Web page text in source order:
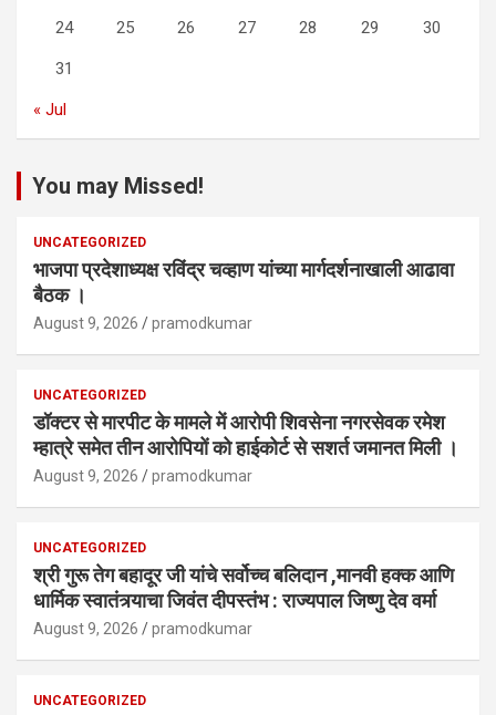
24 25 26 27 28 29 30
31
« Jul
You may Missed!
UNCATEGORIZED
भाजपा प्रदेशाध्यक्ष रविंद्र चव्हाण यांच्या मार्गदर्शनाखाली आढावा
बैठक ।
August 9, 2026 pramodkumar
UNCATEGORIZED
डॉक्टर से मारपीट के मामले में आरोपी शिवसेना नगरसेवक रमेश
म्हात्रे समेत तीन आरोपियों को हाईकोर्ट से सशर्त जमानत मिली ।
August 9, 2026 pramodkumar
UNCATEGORIZED
श्री गुरू तेग बहादूर जी यांचे सर्वोच्च बलिदान ,मानवी हक्क आणि
धार्मिक स्वातंत्र्याचा जिवंत दीपस्तंभ : राज्यपाल जिष्णु देव वर्मा
August 9, 2026 pramodkumar
UNCATEGORIZED